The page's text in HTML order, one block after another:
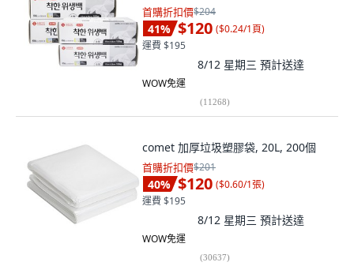
首購折扣價$204
41% $120 ($0.24/1頁)
運費 $195
8/12 星期三 預計送達
WOW免運
(11268)
comet 加厚垃圾塑膠袋, 20L, 200個
首購折扣價$201
40% $120 ($0.60/1張)
運費 $195
8/12 星期三 預計送達
WOW免運
(30637)